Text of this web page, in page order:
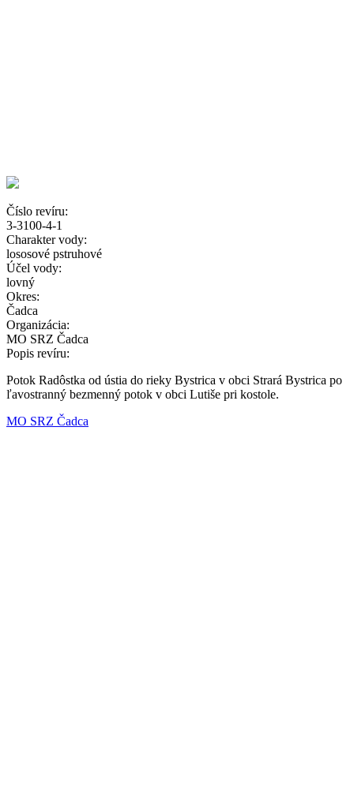
Číslo revíru:
3-3100-4-1
Charakter vody:
lososové pstruhové
Účel vody:
lovný
Okres:
Čadca
Organizácia:
MO SRZ Čadca
Popis revíru:
Potok Radôstka od ústia do rieky Bystrica v obci Strará Bystrica po
ľavostranný bezmenný potok v obci Lutiše pri kostole.
MO SRZ Čadca